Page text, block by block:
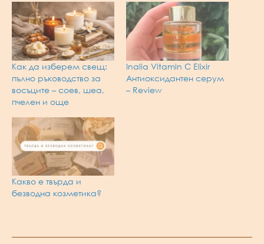
Как да изберем свещ:
пълно ръководство за
восъците – соев, шеа,
пчелен и още
Inalia Vitamin C Elixir
Антиоксидантен серум
– Review
Какво е твърда и
безводна козметика?